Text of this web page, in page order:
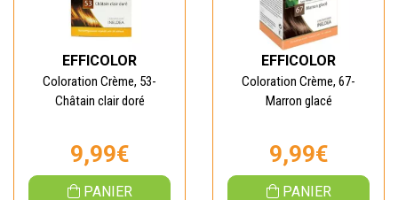
EFFICOLOR
Coloration Crème, 53-
Châtain clair doré
9,99€
PANIER
EFFICOLOR
Coloration Crème, 67-
Marron glacé
9,99€
PANIER